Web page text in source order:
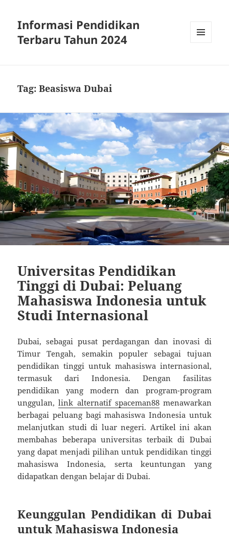
Informasi Pendidikan
Terbaru Tahun 2024
Tag:Beasiswa Dubai
Universitas Pendidikan
Tinggi di Dubai: Peluang
Mahasiswa Indonesia untuk
Studi Internasional
Dubai, sebagai pusat perdagangan dan inovasi di
Timur Tengah, semakin populer sebagai tujuan
pendidikan tinggi untuk mahasiswa internasional,
termasuk dari Indonesia. Dengan fasilitas
pendidikan yang modern dan program-program
unggulan,link alternatif spaceman88menawarkan
berbagai peluang bagi mahasiswa Indonesia untuk
melanjutkan studi di luar negeri. Artikel ini akan
membahas beberapa universitas terbaik di Dubai
yang dapat menjadi pilihan untuk pendidikan tinggi
mahasiswa Indonesia, serta keuntungan yang
didapatkan dengan belajar di Dubai.
Keunggulan Pendidikan di Dubai
untuk Mahasiswa Indonesia